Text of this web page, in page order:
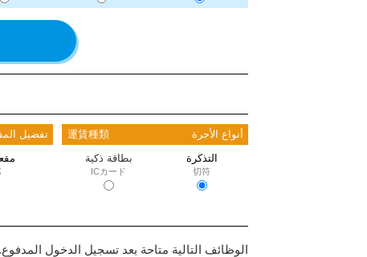
أنواع الأجرة
運賃種類
التذكرة
切符
بطاقة ذكية
ICカード
تفضيل
الوظائف التالية متاحة بعد تسجيل الدخول المدفوع.